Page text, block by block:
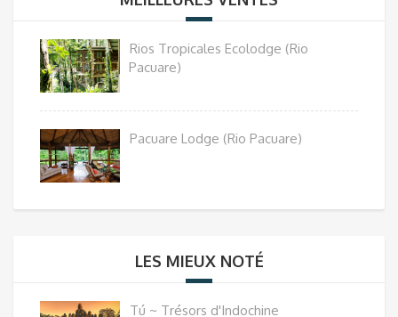
Rios Tropicales Ecolodge (Rio
Pacuare)
Pacuare Lodge (Rio Pacuare)
LES MIEUX NOTÉ
Tú ~ Trésors d'Indochine